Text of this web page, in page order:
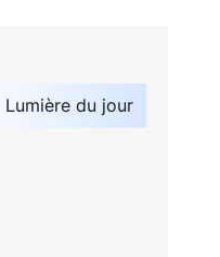
Lumière du jour